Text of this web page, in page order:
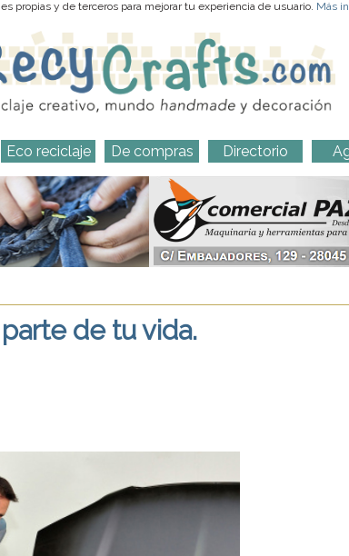
propias y de terceros para mejorar tu experiencia de usuario. Más
Eco reciclaje De compras Directorio
de tu vida.